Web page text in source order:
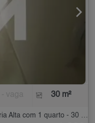
30 m²
Apartamento para Alugar na Vila Maria Alta com 1 quarto - 30 m²